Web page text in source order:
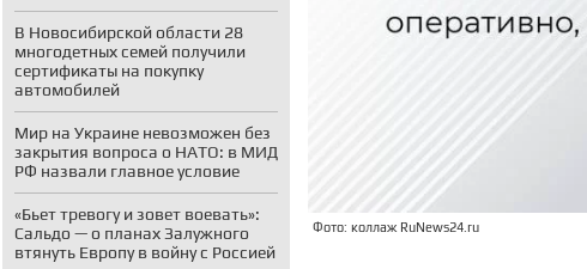
В Новосибирской области 28
многодетных семей получили
сертификаты на покупку
автомобилей
Мир на Украине невозможен без
закрытия вопроса о НАТО: в МИД
РФ назвали главное условие
«Бьет тревогу и зовет воевать»:
Сальдо — о планах Залужного
втянуть Европу в войну с Россией
Фото: коллаж RuNews24.ru